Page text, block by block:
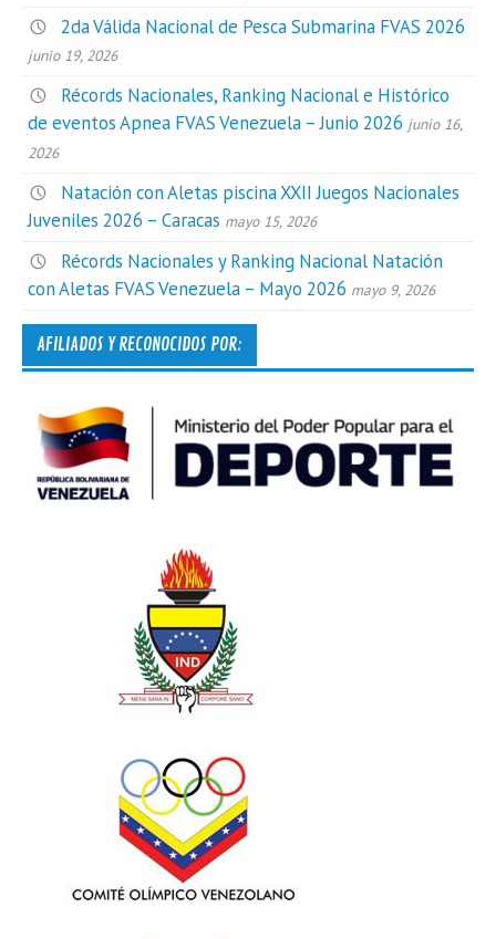
2da Válida Nacional de Pesca Submarina FVAS 2026
junio 19, 2026
Récords Nacionales, Ranking Nacional e Histórico
de eventos Apnea FVAS Venezuela – Junio 2026 junio 16,
2026
Natación con Aletas piscina XXII Juegos Nacionales
Juveniles 2026 – Caracas mayo 15, 2026
Récords Nacionales y Ranking Nacional Natación
con Aletas FVAS Venezuela – Mayo 2026 mayo 9, 2026
AFILIADOS Y RECONOCIDOS POR: